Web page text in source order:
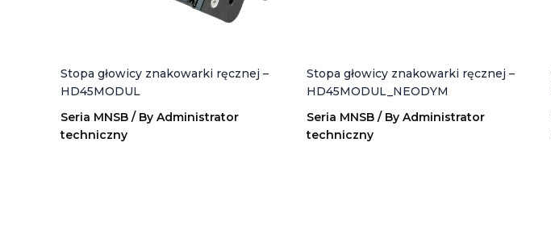
Stopa głowicy znakowarki ręcznej –
HD45MODUL
Seria MNSB/ By Administrator
techniczny
Stopa głowicy znakowarki ręcznej –
HD45MODUL_NEODYM
Seria MNSB/ By Administrator
techniczny